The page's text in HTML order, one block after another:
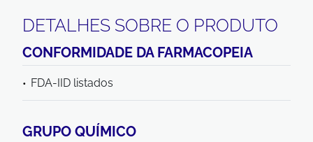
DETALHES SOBRE O PRODUTO
CONFORMIDADE DA FARMACOPEIA
FDA-IID listados
GRUPO QUÍMICO